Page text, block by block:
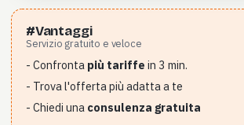
#Vantaggi
Servizio gratuito e veloce
- Confronta più tariffe in 3 min.
- Trova l'offerta più adatta a te
- Chiedi una consulenza gratuita